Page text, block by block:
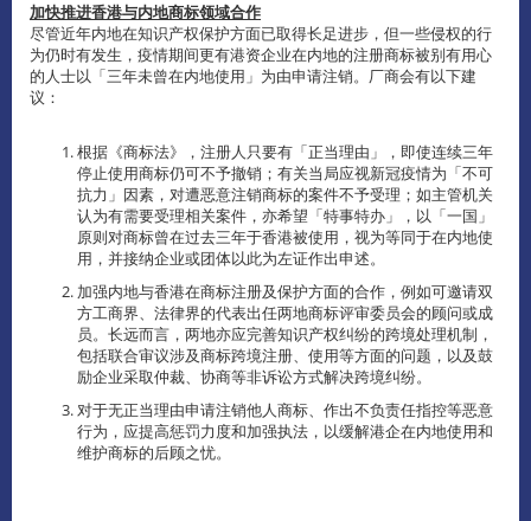
加快推进香港与内地商标领域合作
尽管近年内地在知识产权保护方面已取得长足进步，但一些侵权的行
为仍时有发生，疫情期间更有港资企业在内地的注册商标被别有用心
的人士以「三年未曾在内地使用」为由申请注销。厂商会有以下建
议：
根据《商标法》，注册人只要有「正当理由」，即使连续三年
停止使用商标仍可不予撤销；有关当局应视新冠疫情为「不可
抗力」因素，对遭恶意注销商标的案件不予受理；如主管机关
认为有需要受理相关案件，亦希望「特事特办」，以「一国」
原则对商标曾在过去三年于香港被使用，视为等同于在内地使
用，并接纳企业或团体以此为左证作出申述。
加强内地与香港在商标注册及保护方面的合作，例如可邀请双
方工商界、法律界的代表出任两地商标评审委员会的顾问或成
员。长远而言，两地亦应完善知识产权纠纷的跨境处理机制，
包括联合审议涉及商标跨境注册、使用等方面的问题，以及鼓
励企业采取仲裁、协商等非诉讼方式解决跨境纠纷。
对于无正当理由申请注销他人商标、作出不负责任指控等恶意
行为，应提高惩罚力度和加强执法，以缓解港企在内地使用和
维护商标的后顾之忧。